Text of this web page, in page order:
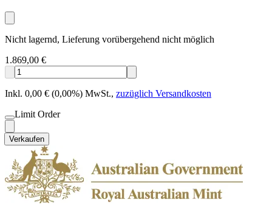
Nicht lagernd, Lieferung vorübergehend nicht möglich
1.869,00 €
Inkl. 0,00 € (0,00%) MwSt., zuzüglich Versandkosten
Limit Order
Verkaufen